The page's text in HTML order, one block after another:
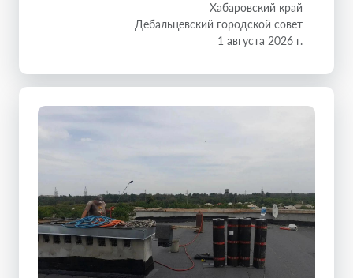
Хабаровский край
Дебальцевский городской совет
1 августа 2026 г.